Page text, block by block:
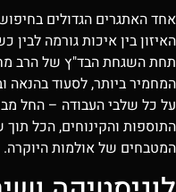
אחד האתגרים הגדולים
האיזון בין איכות גורמה לבין
תחת השגחת הבד"ץ של הרב
המחמיר ביותר, לסעוד בהנאה
על כל שלבי העבודה – החל
התוספות והקינוחים, הכל
המטבחים של אולמות היוקרה.